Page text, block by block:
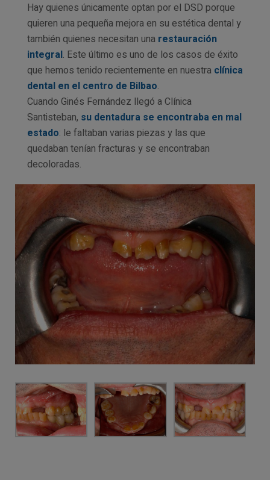
Hay quienes únicamente optan por el DSD porque
quieren una pequeña mejora en su estética dental y
también quienes necesitan una restauración
integral. Este último es uno de los casos de éxito
que hemos tenido recientemente en nuestra clínica
dental en el centro de Bilbao.
Cuando Ginés Fernández llegó a Clínica
Santisteban, su dentadura se encontraba en mal
estado: le faltaban varias piezas y las que
quedaban tenían fracturas y se encontraban
decoloradas.